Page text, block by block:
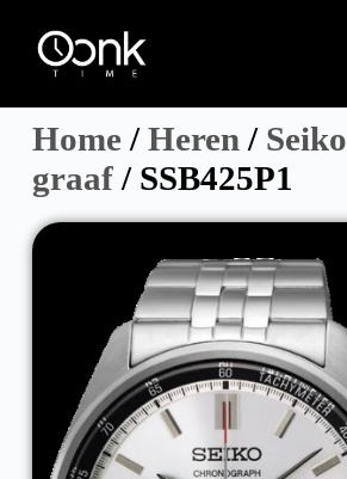
Home /Heren / Seiko
graaf/ SSB425P1